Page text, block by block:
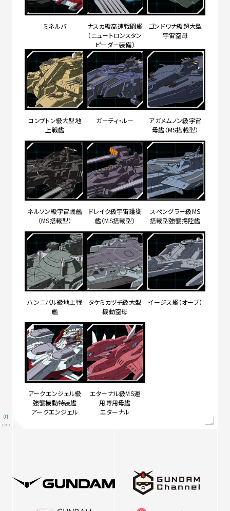
ミネルバ
ナスカ級高速戦闘艦
（ニュートロンスタン
ピーダー装備）
ゴンドワナ級超大型
宇宙空母
コンプトン級大型地
上戦艦
ガーティ・ルー
アガメムノン級宇宙
母艦（MS搭載型）
ネルソン級宇宙戦艦
（MS搭載型）
ドレイク級宇宙護衛
艦（MS搭載型）
スぺングラー級MS
搭載型強襲揚陸艦
ハンニバル級地上戦
艦
タケミカヅチ級大型
機動空母
イージス艦（オーブ）
アークエンジェル級
強襲機動特装艦
アークエンジェル
エターナル級MS運
用専用母艦
エターナル